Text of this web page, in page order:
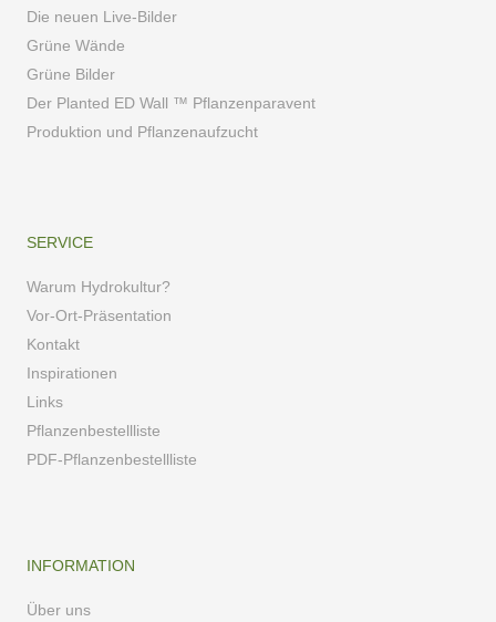
Die neuen Live-Bilder
Grüne Wände
Grüne Bilder
Der Planted ED Wall ™ Pflanzenparavent
Produktion und Pflanzenaufzucht
SERVICE
Warum Hydrokultur?
Vor-Ort-Präsentation
Kontakt
Inspirationen
Links
Pflanzenbestellliste
PDF-Pflanzenbestellliste
INFORMATION
Über uns